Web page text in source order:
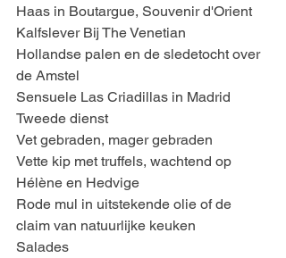
Haas in Boutargue, Souvenir d'Orient
Kalfslever Bij The Venetian
Hollandse palen en de sledetocht over
de Amstel
Sensuele Las Criadillas in Madrid
Tweede dienst
Vet gebraden, mager gebraden
Vette kip met truffels, wachtend op
Hélène en Hedvige
Rode mul in uitstekende olie of de
claim van natuurlijke keuken
Salades